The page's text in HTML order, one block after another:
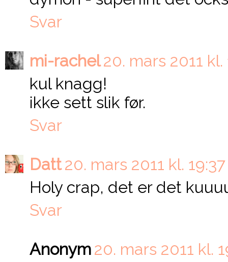
Svar
mi-rachel20. mars 2011 kl.
kul knagg!
ikke sett slik før.
Svar
Datt20. mars 2011 kl. 19:37
Holy crap, det er det
Svar
Anonym20. mars 2011 kl.